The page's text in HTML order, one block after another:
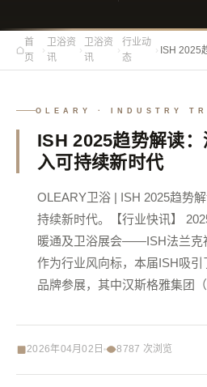
首
页
›
卫浴资
讯
›
卫浴资
讯
›
行业动
态
› ISH 2025
OLEARY · INDUSTRY
ISH 2025趋势解读
入可持续新时代
OLEARY卫浴 | ISH 2025趋势
持续新时代。【行业快讯】
暖通及卫浴展会——ISH法兰克
作为行业风向标，本届ISH吸
品牌参展，其中汉斯格雅集团
2026年04月02日 8787 次浏览